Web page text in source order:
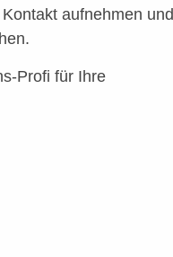
aufnehmen und
Profi für Ihre